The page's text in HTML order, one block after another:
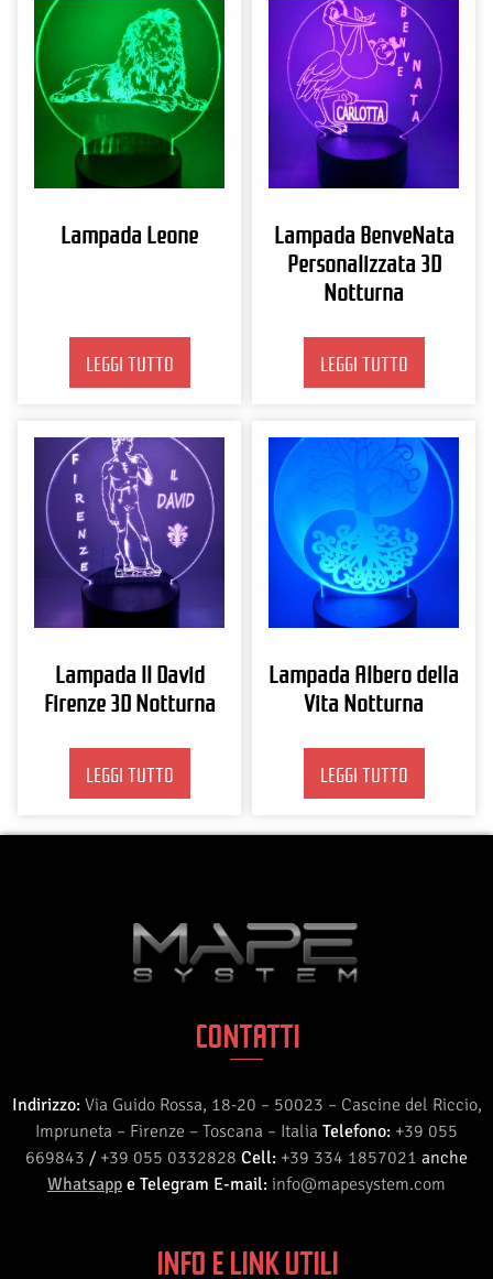
Lampada Leone
LEGGI TUTTO
Lampada BenveNata
Personalizzata 3D
Notturna
LEGGI TUTTO
Lampada Il David
Firenze 3D Notturna
LEGGI TUTTO
Lampada Albero della
Vita Notturna
LEGGI TUTTO
CONTATTI
Indirizzo: Via Guido Rossa, 18-20 – 50023 – Cascine del Riccio,
Impruneta – Firenze – Toscana – Italia Telefono: +39 055
669843 / +39 055 0332828 Cell: +39 334 1857021 anche
Whatsapp e Telegram E-mail: info@mapesystem.com
INFO E LINK UTILI